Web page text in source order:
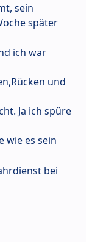
sein
später
ich war
und
Ja ich spüre
wie es sein
bei